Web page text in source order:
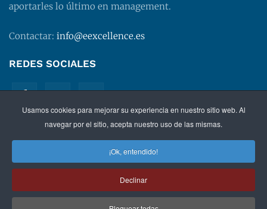
Usamos cookies para mejorar su experiencia en nuestro sitio web. Al
navegar por el sitio, acepta nuestro uso de las mismas.
¡Ok, entendido!
Declinar
aportarles lo último en management.
Contactar: info@eexcellence.es
REDES SOCIALES
©2026 EXECUTIVE EXCELLENCE.Managementpara